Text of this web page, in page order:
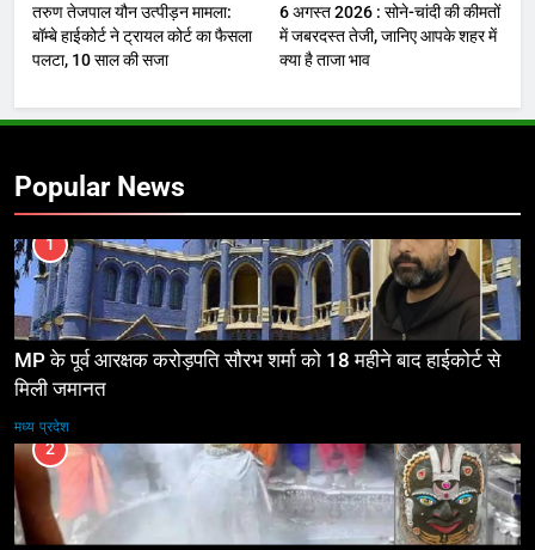
तरुण तेजपाल यौन उत्पीड़न मामला:
बॉम्बे हाईकोर्ट ने ट्रायल कोर्ट का फैसला
पलटा, 10 साल की सजा
6 अगस्त 2026 : सोने-चांदी की कीमतों
में जबरदस्त तेजी, जानिए आपके शहर में
क्या है ताजा भाव
Popular News
1
MP के पूर्व आरक्षक करोड़पति सौरभ शर्मा को 18 महीने बाद हाईकोर्ट से
मिली जमानत
मध्य प्रदेश
2